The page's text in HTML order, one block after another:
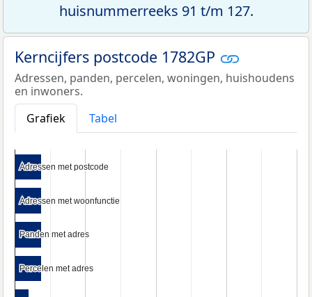
huisnummerreeks 91 t/m 127.
Kerncijfers postcode 1782GP
Adressen, panden, percelen, woningen, huishoudens
en inwoners.
Grafiek
Tabel
Adressen met postcode
Adressen met postcode
Adressen met woonfunctie
Adressen met woonfunctie
Panden met adres
Panden met adres
Percelen met adres
Percelen met adres